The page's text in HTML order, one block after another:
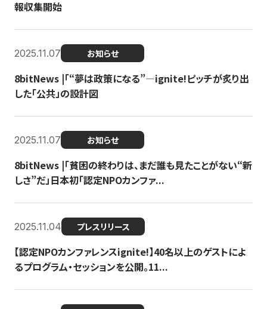
報収集開始
2025.11.07 お知らせ
8bitNews |「“夢は政策になる”—ignite!ピッチが炙り出
した「公共」の設計図
2025.11.07 お知らせ
8bitNews |「貧困の終わりは、まだ誰も見たことがない“新
しさ”だ」日本初「認定NPOカンファ...
2025.11.04 プレスリリース
【認定NPOカンファレンスignite!】40名以上のゲストによ
るプログラム・セッションを公開。11...